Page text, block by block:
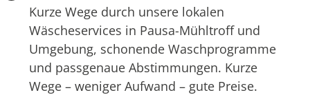
Kurze Wege durch unsere lokalen
Wäscheservices in Pausa-Mühltroff und
Umgebung, schonende Waschprogramme
und passgenaue Abstimmungen. Kurze
Wege – weniger Aufwand – gute Preise.